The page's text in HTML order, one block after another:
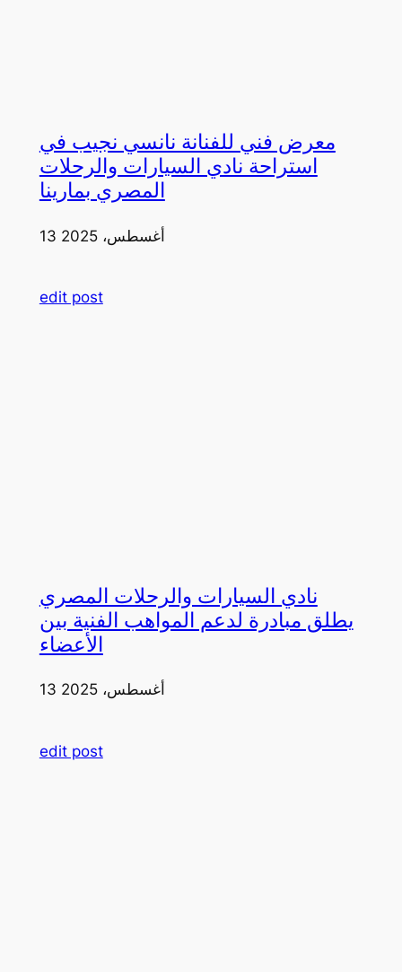
معرض فني للفنانة نانسي نجيب في
استراحة نادي السيارات والرحلات
المصري بمارينا
13 أغسطس، 2025
edit post
نادي السيارات والرحلات المصري
يطلق مبادرة لدعم المواهب الفنية بين
الأعضاء
13 أغسطس، 2025
edit post